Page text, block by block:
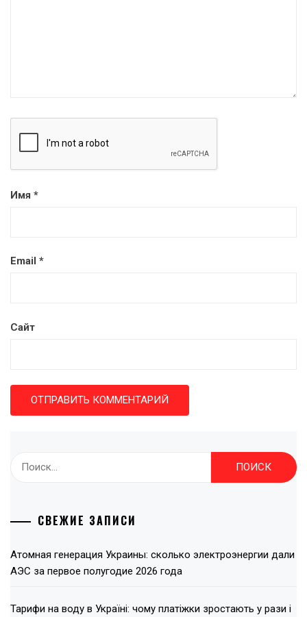
Имя *
Email *
Сайт
СВЕЖИЕ ЗАПИСИ
Атомная генерация Украины: сколько электроэнергии дали
АЭС за первое полугодие 2026 года
Тарифи на воду в Україні: чому платіжки зростають у рази і